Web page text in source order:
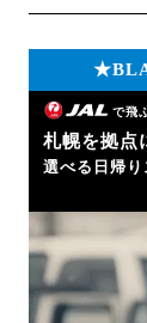
で飛
札幌を拠点
選べる日帰